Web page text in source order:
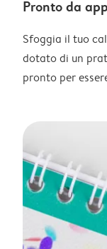
Pronto da
Sfoggia il tuo
dotato di un
pronto per